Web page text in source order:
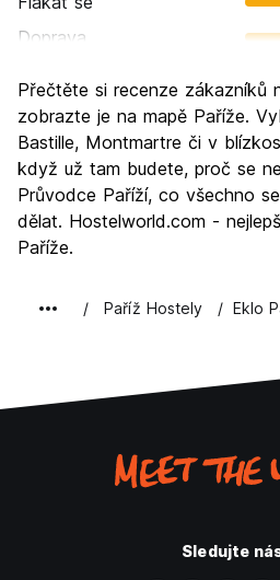
Doprava
Kultura
Noční život
Hodnota za peníze
Přečtěte si recenze zákazníků
zobrazte je na mapě Paříže.
Bastille, Montmartre či v
když už tam budete, proč se
Průvodce Paříží, co všechno
dělat. Hostelworld.com -
Paříže.
Paříž Hostely Eklo
Sledujte